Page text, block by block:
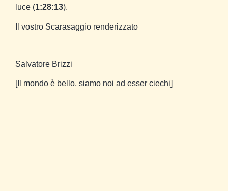
luce (1:28:13).
Il vostro Scarasaggio renderizzato
Salvatore Brizzi
[Il mondo è bello, siamo noi ad esser ciechi]